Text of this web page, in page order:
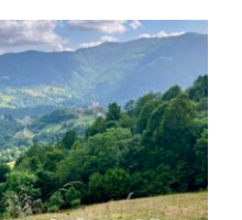
con pranzo
e Simona